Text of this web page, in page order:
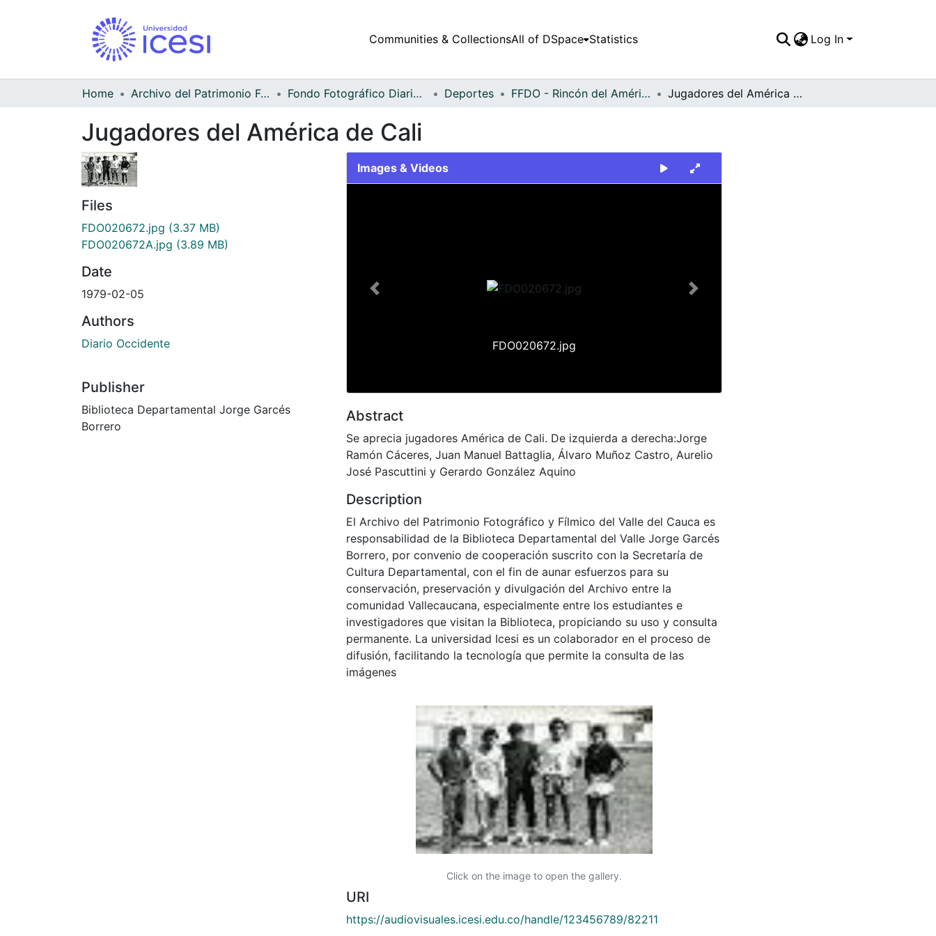
Communities & CollectionsAll of DSpace Statistics Log In
Home Archivo del Patrimonio Fotográfico y Fílmico del Valle del Cauca Fondo Fotográfico Diario Occidente Deportes FFDO - Rincón del América - Patrimonial Jugadores del América de Cali
Jugadores del América de Cali
Files
FDO020672.jpg (3.37 MB)
FDO020672A.jpg (3.89 MB)
Date
1979-02-05
Authors
Diario Occidente
Publisher
Biblioteca Departamental Jorge Garcés
Borrero
Images & Videos
FDO020672.jpg
Previous Next
Abstract
Se aprecia jugadores América de Cali. De izquierda a derecha:Jorge
Ramón Cáceres, Juan Manuel Battaglia, Álvaro Muñoz Castro, Aurelio
José Pascuttini y Gerardo González Aquino
Description
El Archivo del Patrimonio Fotográfico y Fílmico del Valle del Cauca es
responsabilidad de la Biblioteca Departamental del Valle Jorge Garcés
Borrero, por convenio de cooperación suscrito con la Secretaría de
Cultura Departamental, con el fin de aunar esfuerzos para su
conservación, preservación y divulgación del Archivo entre la
comunidad Vallecaucana, especialmente entre los estudiantes e
investigadores que visitan la Biblioteca, propiciando su uso y consulta
permanente. La universidad Icesi es un colaborador en el proceso de
difusión, facilitando la tecnología que permite la consulta de las
imágenes
Click on the image to open the gallery.
URI
https://audiovisuales.icesi.edu.co/handle/123456789/82211